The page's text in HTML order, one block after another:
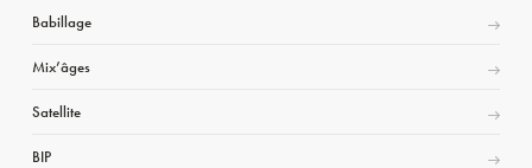
Babillage
Mix’âges
Satellite
BIP